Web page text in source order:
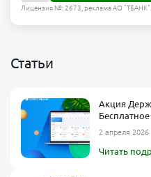
Лицензия №: 2673, реклама АО "ТБАНК".
Статьи
Акция
Бесплатное
2 апреля 2026
Читать